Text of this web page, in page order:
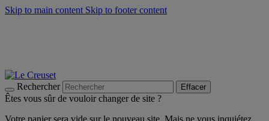
Skip to main content Skip to footer content
Rechercher Effacer
Êtes vous sûr de vouloir changer de site ?
Votre panier sera vide sur le nouveau site. Mais ne vous inquiétez